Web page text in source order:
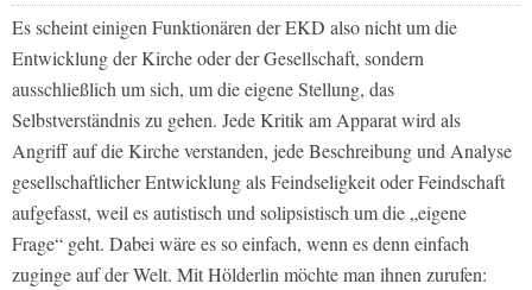
Es scheint einigen Funktionären der EKD also nicht um die
Entwicklung der Kirche oder der Gesellschaft, sondern
ausschließlich um sich, um die eigene Stellung, das
Selbstverständnis zu gehen. Jede Kritik am Apparat wird als
Angriff auf die Kirche verstanden, jede Beschreibung und Analyse
gesellschaftlicher Entwicklung als Feindseligkeit oder Feindschaft
aufgefasst, weil es autistisch und solipsistisch um die „eigene
Frage“ geht. Dabei wäre es so einfach, wenn es denn einfach
zuginge auf der Welt. Mit Hölderlin möchte man ihnen zurufen: